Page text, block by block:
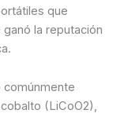
que
la reputación
comúnmente
(LiCoO2),